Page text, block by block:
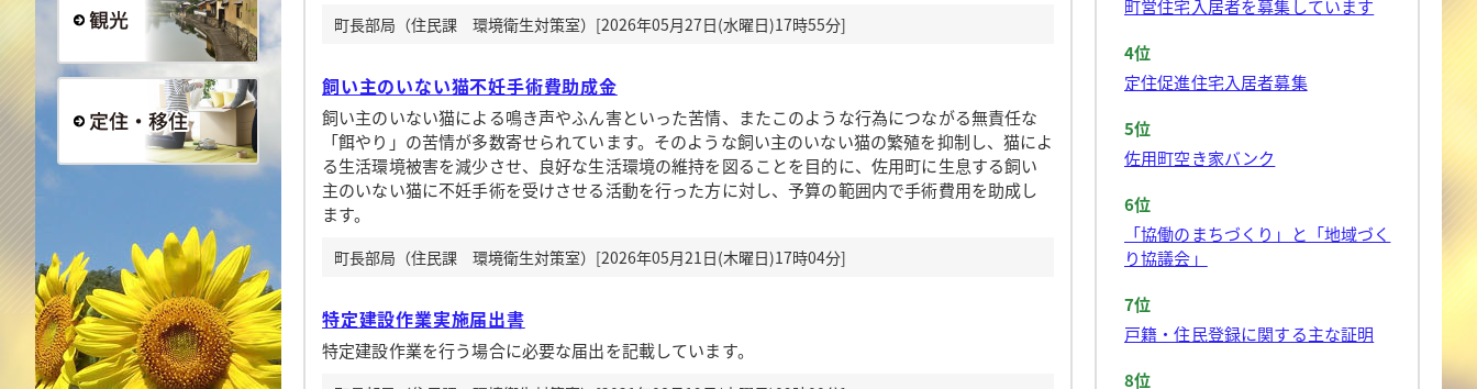
定住・移住
町長部局（住民課 環境衛生対策室）[2026年05月27日(水曜日)17時55分]
飼い主のいない猫不妊手術費助成金
飼い主のいない猫による鳴き声やふん害といった苦情、またこのような行為につながる無責任な
「餌やり」の苦情が多数寄せられています。そのような飼い主のいない猫の繁殖を抑制し、猫によ
る生活環境被害を減少させ、良好な生活環境の維持を図ることを目的に、佐用町に生息する飼い
主のいない猫に不妊手術を受けさせる活動を行った方に対し、予算の範囲内で手術費用を助成し
ます。
町長部局（住民課 環境衛生対策室）[2026年05月21日(木曜日)17時04分]
特定建設作業実施届出書
特定建設作業を行う場合に必要な届出を記載しています。
町営住宅入居者を募集しています
4位
定住促進住宅入居者募集
5位
佐用町空き家バンク
6位
「協働のまちづくり」と「地域づく
り協議会」
7位
戸籍・住民登録に関する主な証明
8位